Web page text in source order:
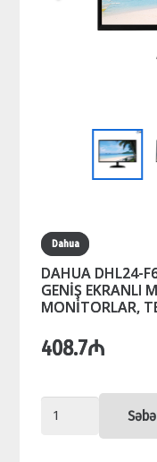
Dahua
DAHUA DHL24-
GENİŞ EKRANLI
MONİTORLAR,
408.7₼
DAHUA